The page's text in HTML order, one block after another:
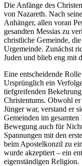
Die Anfänge des
von Nazareth. Nach
Anhänger, allen voran
gesandten Messias zu
christliche Gemeinde,
Urgemeinde. Zunächst
Juden und blieb eng mit
Eine entscheidende
Ursprünglich ein
tiefgreifenden
Christentums. Obwohl
Jünger war, verstand er
Gemeinden im
Bewegung auch für
Spannungen mit den
beim Apostelkonzil zu
wurde akzeptiert – ein
eigenständigen Religion.